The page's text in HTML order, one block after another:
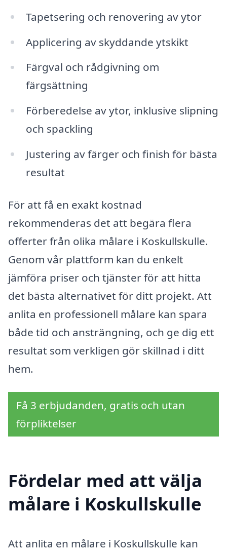
Tapetsering och renovering av ytor
Applicering av skyddande ytskikt
Färgval och rådgivning om
färgsättning
Förberedelse av ytor, inklusive slipning
och spackling
Justering av färger och finish för bästa
resultat
För att få en exakt kostnad
rekommenderas det att begära flera
offerter från olika målare i Koskullskulle.
Genom vår plattform kan du enkelt
jämföra priser och tjänster för att hitta
det bästa alternativet för ditt projekt. Att
anlita en professionell målare kan spara
både tid och ansträngning, och ge dig ett
resultat som verkligen gör skillnad i ditt
hem.
Få 3 erbjudanden, gratis och utan
förpliktelser
Fördelar med att välja
målare i Koskullskulle
Att anlita en målare i Koskullskulle kan